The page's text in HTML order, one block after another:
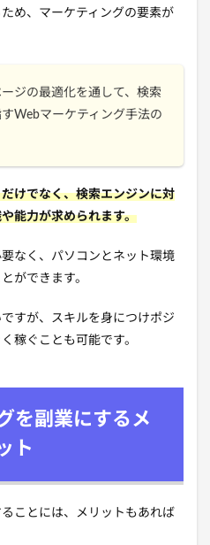
め、マーケティングの要素が
ジの最適化を通して、検索
Webマーケティング手法の
けでなく、検索エンジンに対
能力が求められます。
なく、パソコンとネット環境
ができます。
すが、スキルを身につけポジ
稼ぐことも可能です。
を副業にするメ
ト
ことには、メリットもあれば